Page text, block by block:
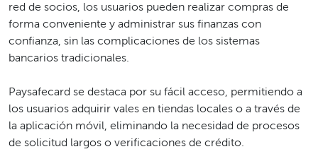
red de socios, los usuarios pueden realizar compras de
forma conveniente y administrar sus finanzas con
confianza, sin las complicaciones de los sistemas
bancarios tradicionales.
Paysafecard se destaca por su fácil acceso, permitiendo a
los usuarios adquirir vales en tiendas locales o a través de
la aplicación móvil, eliminando la necesidad de procesos
de solicitud largos o verificaciones de crédito.